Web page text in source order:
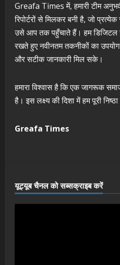
Greafa Times में, हमारी टीम
रिपोर्टरों से मिलकर बनी है, जो
उसे आप तक पहुँचाते हैं। हम डिजिटल
रखते हुए नवीनतम तकनीकों का
और सटीक जानकारी मिल सके।
हमारा विश्वास है कि एक जागरूक
है। इस लक्ष्य की दिशा में हम पूरी
Greafa Times
यूट्यूब चैनल को सब्सक्राइब करें